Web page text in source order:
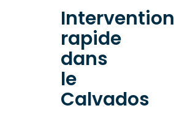
Intervention
rapide
dans
le
Calvados